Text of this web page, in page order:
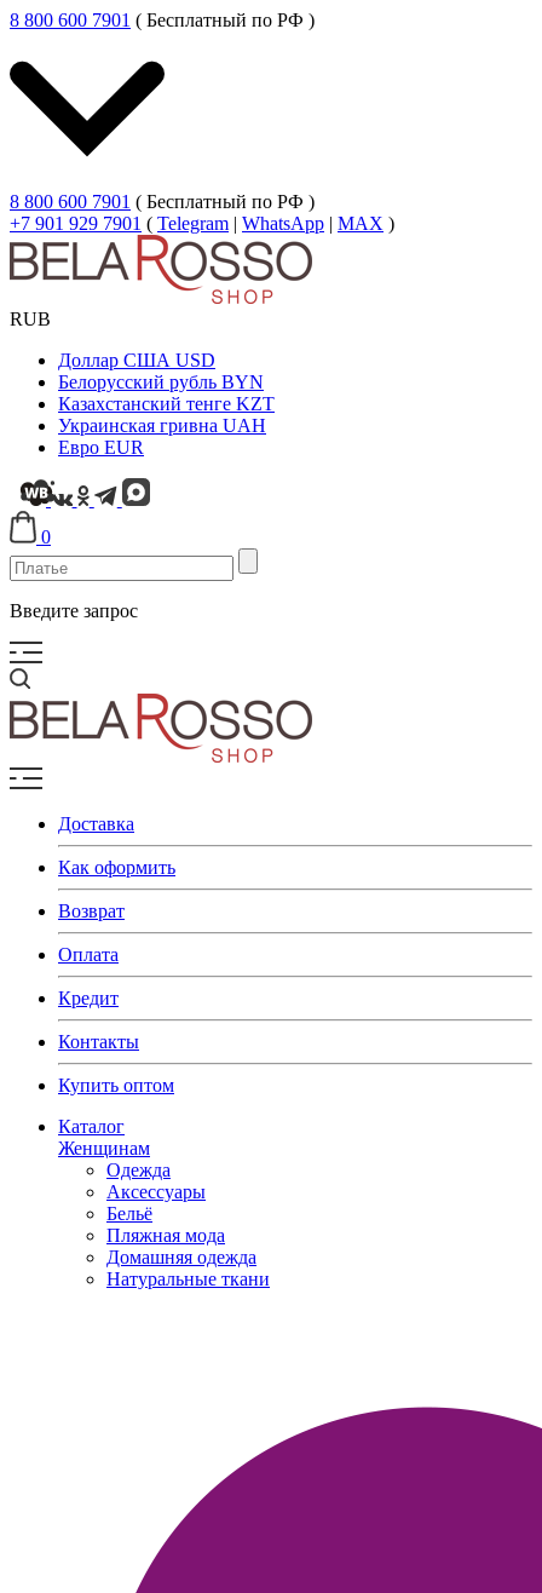
8 800 600 7901 ( Бесплатный по РФ )
8 800 600 7901 ( Бесплатный по РФ )
+7 901 929 7901 ( Telegram | WhatsApp | MAX )
RUB
Доллар США USD
Белорусский рубль BYN
Казахстанский тенге KZT
Украинская гривна UAH
Евро EUR
0
Введите запрос
Доставка
Как оформить
Возврат
Оплата
Кредит
Контакты
Купить оптом
Каталог
Женщинам
Одежда
Аксессуары
Бельё
Пляжная мода
Домашняя одежда
Натуральные ткани